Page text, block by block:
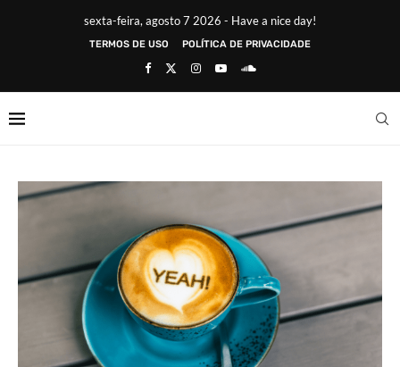
sexta-feira, agosto 7 2026 - Have a nice day!
TERMOS DE USO POLÍTICA DE PRIVACIDADE